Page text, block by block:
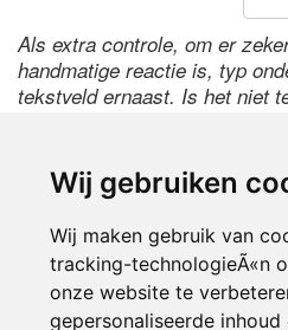
Wij gebruiken
Wij maken gebruik van
tracking-technologieÃ«n
onze website te
gepersonaliseerde
Als extra controle, om er
handmatige reactie is, typ
tekstveld ernaast. Is het niet